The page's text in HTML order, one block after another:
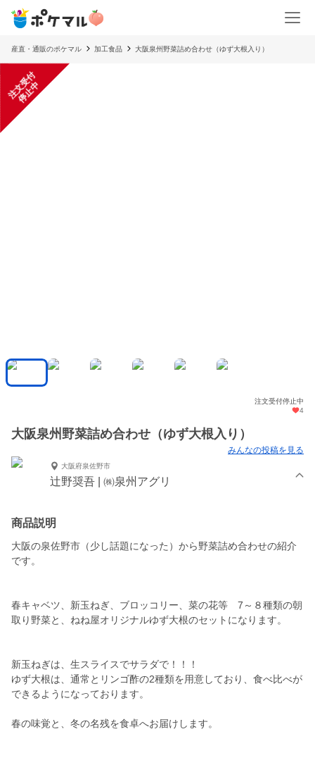
産直・通販のポケマル 加工食品 大阪泉州野菜詰め合わせ（ゆず大根入り）
注
文
受
付
停
止
中
注文受付停止中
4
大阪泉州野菜詰め合わせ（ゆず大根入り）
みんなの投稿を見る
大阪府泉佐野市
辻野奨吾 | ㈱泉州アグリ
商品説明
大阪の泉佐野市（少し話題になった）から野菜詰め合わせの紹介
です。
春キャベツ、新玉ねぎ、ブロッコリー、菜の花等 7～８種類の朝
取り野菜と、ねね屋オリジナルゆず大根のセットになります。
新玉ねぎは、生スライスでサラダで！！！
ゆず大根は、通常とリンゴ酢の2種類を用意しており、食べ比べが
できるようになっております。
春の味覚と、冬の名残を食卓へお届けします。